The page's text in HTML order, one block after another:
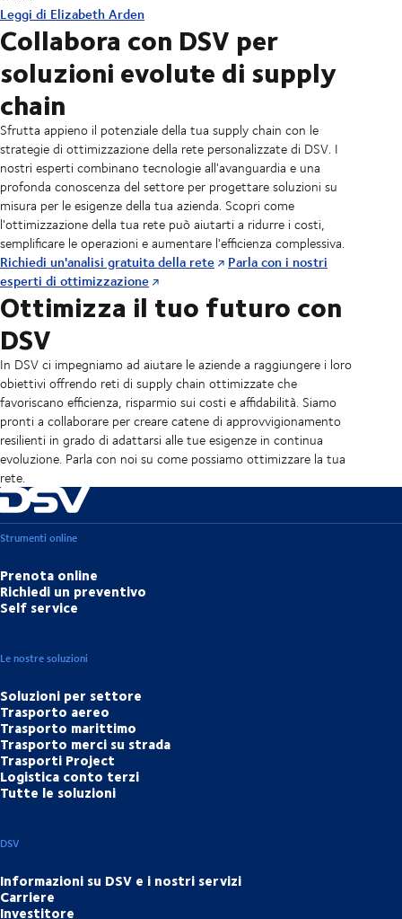
Leggi di Elizabeth Arden
Collabora con DSV per
soluzioni evolute di supply
chain
Sfrutta appieno il potenziale della tua supply chain con le
strategie di ottimizzazione della rete personalizzate di DSV. I
nostri esperti combinano tecnologie all'avanguardia e una
profonda conoscenza del settore per progettare soluzioni su
misura per le esigenze della tua azienda. Scopri come
l'ottimizzazione della tua rete può aiutarti a ridurre i costi,
semplificare le operazioni e aumentare l'efficienza complessiva.
Richiedi un'analisi gratuita della rete
Parla con i nostri
esperti di ottimizzazione
Ottimizza il tuo futuro con
DSV
In DSV ci impegniamo ad aiutare le aziende a raggiungere i loro
obiettivi offrendo reti di supply chain ottimizzate che
favoriscano efficienza, risparmio sui costi e affidabilità. Siamo
pronti a collaborare per creare catene di approvvigionamento
resilienti in grado di adattarsi alle tue esigenze in continua
evoluzione. Parla con noi su come possiamo ottimizzare la tua
rete.
Strumenti online
Prenota online
Richiedi un preventivo
Self service
Le nostre soluzioni
Soluzioni per settore
Trasporto aereo
Trasporto marittimo
Trasporto merci su strada
Trasporti Project
Logistica conto terzi
Tutte le soluzioni
DSV
Informazioni su DSV e i nostri servizi
Carriere
Investitore